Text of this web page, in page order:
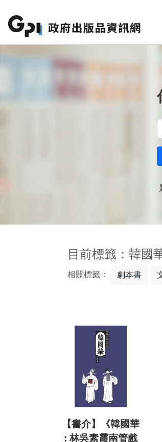
目前標籤：韓國
相關標籤： 劇本書
【書介】《韓國華
: 林吳素霞南管戲